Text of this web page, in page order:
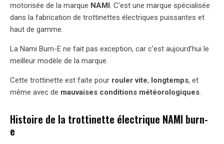
motorisée de la marque NAMI. C’est une marque spécialisée
dans la fabrication de trottinettes électriques puissantes et
haut de gamme.
La Nami Burn-E ne fait pas exception, car c’est aujourd’hui le
meilleur modèle de la marque.
Cette trottinette est faite pour rouler vite, longtemps, et
même avec de mauvaises conditions météorologiques.
Histoire de la trottinette électrique NAMI burn-
e